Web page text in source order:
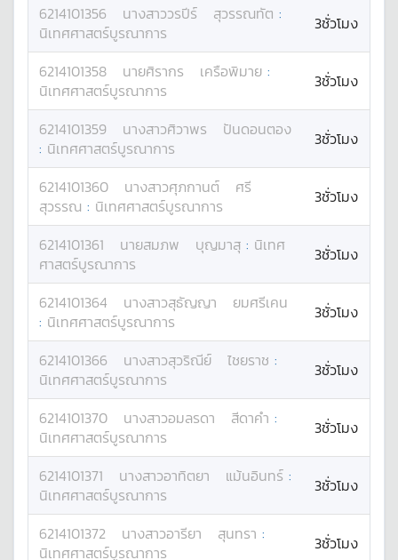
6214101356 นางสาววรปีร์ สุวรรณทัต :
นิเทศศาสตร์บูรณาการ
3ชั่วโมง
6214101358 นายศิรากร เครือพิมาย :
นิเทศศาสตร์บูรณาการ
3ชั่วโมง
6214101359 นางสาวศิวาพร
ปันดอนตอง
: นิเทศศาสตร์บูรณาการ 3ชั่วโมง
6214101360 นางสาวศุภกานต์
ศรี
สุวรรณ : นิเทศศาสตร์บูรณาการ 3ชั่วโมง
6214101361 นายสมภพ บุญมาสุ : นิเทศ
ศาสตร์บูรณาการ
3ชั่วโมง
6214101364 นางสาวสุธัญญา
ยมศรีเคน
: นิเทศศาสตร์บูรณาการ 3ชั่วโมง
6214101366 นางสาวสุวริณีย์ ไชยราช :
นิเทศศาสตร์บูรณาการ
3ชั่วโมง
6214101370 นางสาวอมลรดา สีดาคำ :
นิเทศศาสตร์บูรณาการ
3ชั่วโมง
6214101371 นางสาวอาทิตยา แม้นอินทร์ :
นิเทศศาสตร์บูรณาการ
3ชั่วโมง
6214101372 นางสาวอารียา สุนทรา :
นิเทศศาสตร์บูรณาการ
3ชั่วโมง